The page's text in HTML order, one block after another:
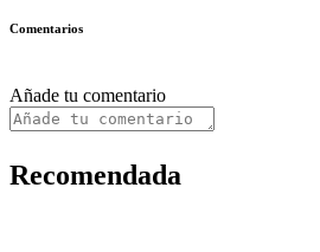
Comentarios
Añade tu comentario
Recomendada